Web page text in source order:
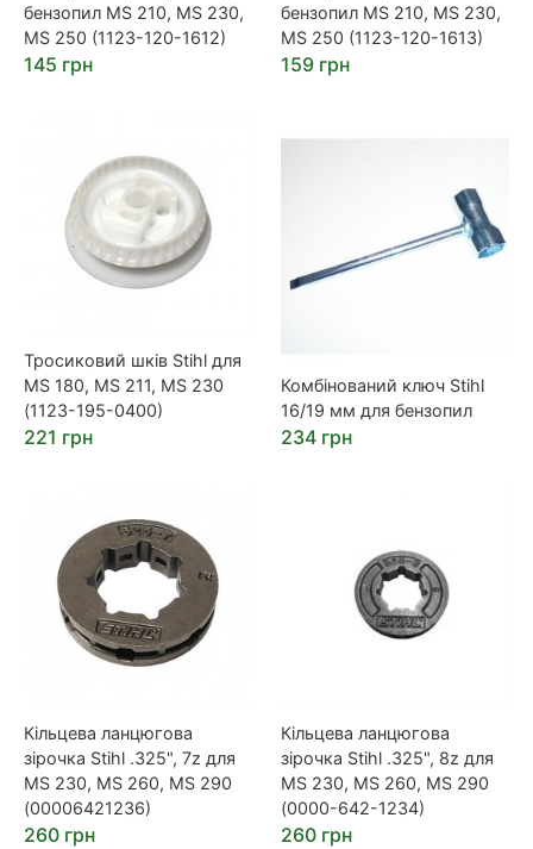
бензопил MS 210, MS 230,
MS 250 (1123-120-1612)
145 грн
бензопил MS 210, MS 230,
MS 250 (1123-120-1613)
159 грн
Тросиковий шків Stihl для
MS 180, MS 211, MS 230
(1123-195-0400)
221 грн
Комбінований ключ Stihl
16/19 мм для бензопил
234 грн
Кільцева ланцюгова
зірочка Stihl .325", 7z для
MS 230, MS 260, MS 290
(00006421236)
260 грн
Кільцева ланцюгова
зірочка Stihl .325", 8z для
MS 230, MS 260, MS 290
(0000-642-1234)
260 грн